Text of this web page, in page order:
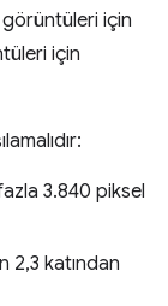
görüntüleri için
için
3.840 piksel
2,3 katından